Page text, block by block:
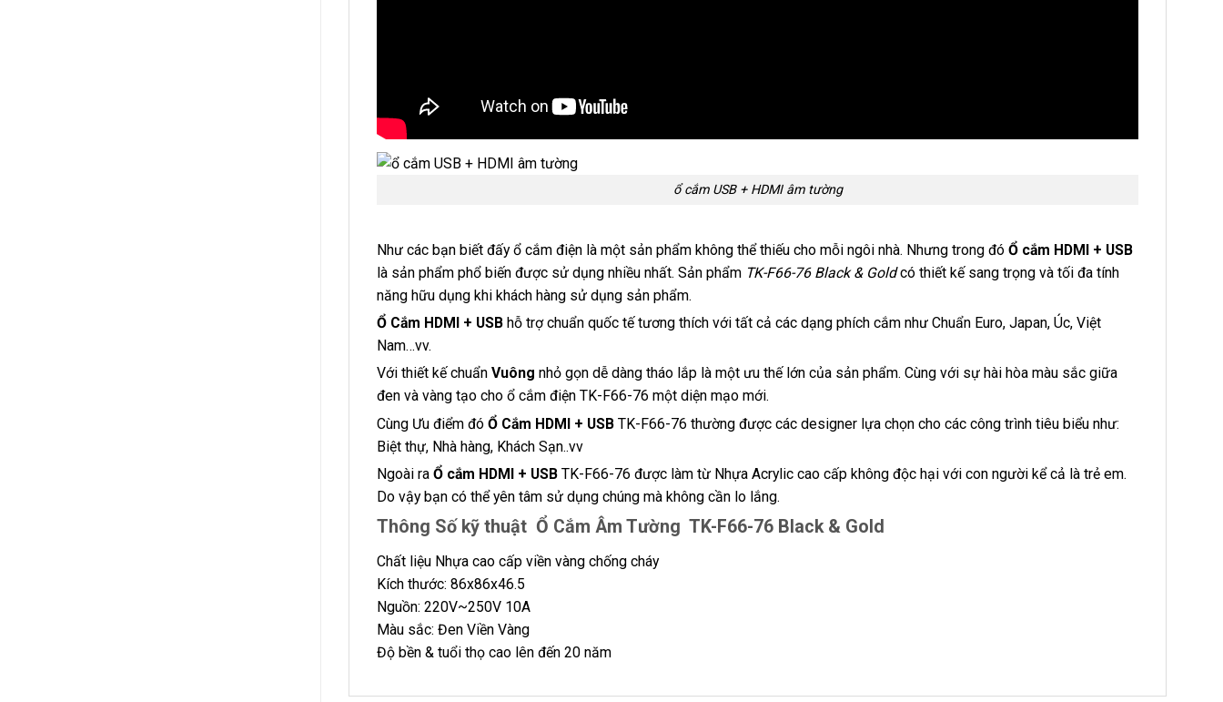
ổ cắm USB + HDMI âm tường
Như các bạn biết đấy ổ cắm điện là một sản phẩm không thể thiếu cho mỗi ngôi nhà. Nhưng trong đó Ổ cắm HDMI + USB
là sản phẩm phổ biến được sử dụng nhiều nhất. Sản phẩm TK-F66-76 Black & Goldcó thiết kế sang trọng và tối đa tính
năng hữu dụng khi khách hàng sử dụng sản phẩm.
Ổ Cắm HDMI + USB hỗ trợ chuẩn quốc tế tương thích với tất cả các dạng phích cắm như Chuẩn Euro, Japan, Úc, Việt
Nam…vv.
Với thiết kế chuẩn Vuông nhỏ gọn dễ dàng tháo lắp là một ưu thế lớn của sản phẩm. Cùng với sự hài hòa màu sắc giữa
đen và vàng tạo cho ổ cắm điện TK-F66-76 một diện mạo mới.
Cùng Ưu điểm đó Ổ Cắm HDMI + USB TK-F66-76 thường được các designer lựa chọn cho các công trình tiêu biểu như:
Biệt thự, Nhà hàng, Khách Sạn..vv
Ngoài ra Ổ cắm HDMI + USB TK-F66-76 được làm từ Nhựa Acrylic cao cấp không độc hại với con người kể cả là trẻ em.
Do vậy bạn có thể yên tâm sử dụng chúng mà không cần lo lắng.
Thông Số kỹ thuật Ổ Cắm Âm Tường TK-F66-76 Black & Gold
Chất liệu Nhựa cao cấp viền vàng chống cháy
Kích thước: 86x86x46.5
Nguồn: 220V~250V 10A
Màu sắc: Đen Viền Vàng
Độ bền & tuổi thọ cao lên đến 20 năm